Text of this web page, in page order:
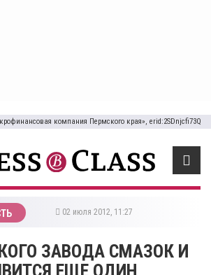
компания Пермского края», erid:2SDnjcfi73Q
02 июля 2012, 11:27
ЗАВОДА СМАЗОК И
ЕЩЕ ОДИН